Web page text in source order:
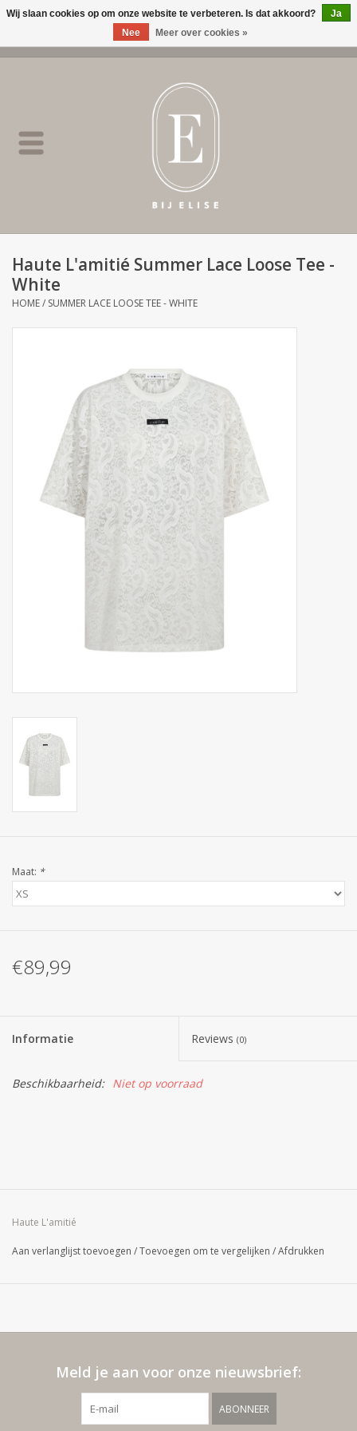
BIJ ELISE
SALE
Merken
Haute L'amitié Summer Lace Loose Tee -
White
HOME/ SUMMER LACE LOOSE TEE - WHITE
Maat: *
€89,99
Informatie Reviews (0)
Beschikbaarheid: Niet op voorraad
Haute L'amitié
Aan verlanglijst toevoegen /Toevoegen om te vergelijken /Afdrukken
Meld je aan voor onze nieuwsbrief:
ABONNEER
Wij slaan cookies op om onze website te verbeteren. Is dat akkoord?
Ja
Nee
Meer over cookies »